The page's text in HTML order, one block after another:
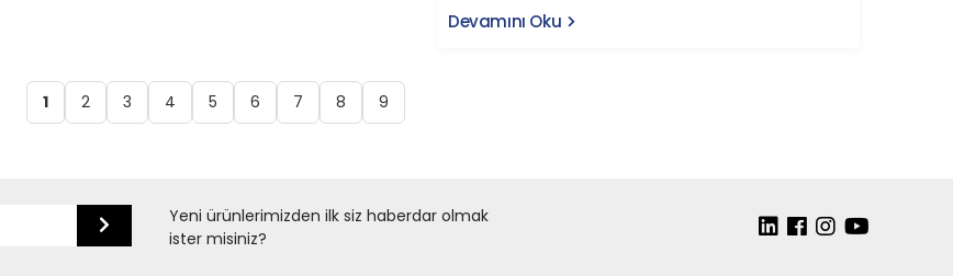
ve uzun ömür gibi avantajlarıyla geleneksel
motor-redüktör kombinasyonlarına üstün gelir.
YMTM Teknoloji'nin yerli tasarım ve üretim
çözümler sunmaktadır.
Devamını Oku
1 2 3 4 5 6 7 8 9
Yeni ürünlerimizden ilk siz haberdar olmak
ister misiniz?